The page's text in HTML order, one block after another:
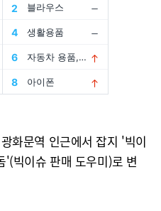
화문역 인근에서 잡지 '빅이
빅이슈 판매 도우미)로 변